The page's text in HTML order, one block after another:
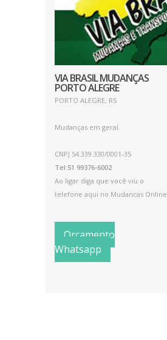
VIA BRASIL MUDANÇAS
PORTO ALEGRE
PORTO ALEGRE, RS
Mudanças em geral.
CNPJ 54.339.330/0001-35
Tel:51 99376-6002
Ao ligar diga que você viu o
telefone aqui no Mudancas Online
Orçamento
Whatsapp